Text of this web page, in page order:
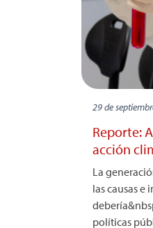
29 de
Reporte:
acción
La
las causas
políticas